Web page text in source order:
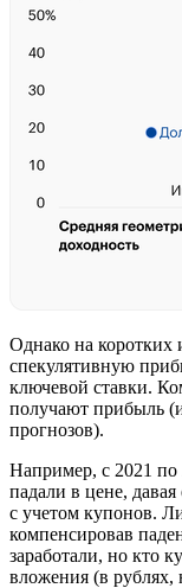
Однако на
спекулятивную
ключевой ставки.
получают прибыль
прогнозов).
Например, с 2021
падали в цене,
с учетом купонов.
компенсировав
заработали, но кто
вложения (в рублях,